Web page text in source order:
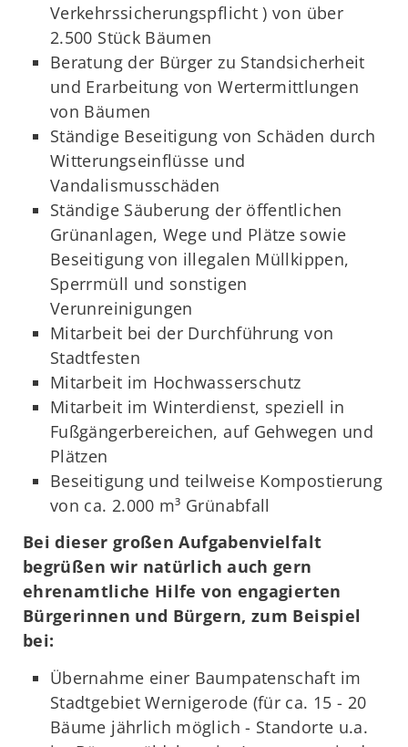
Verkehrssicherungspflicht ) von über
2.500 Stück Bäumen
Beratung der Bürger zu Standsicherheit
und Erarbeitung von Wertermittlungen
von Bäumen
Ständige Beseitigung von Schäden durch
Witterungseinflüsse und
Vandalismusschäden
Ständige Säuberung der öffentlichen
Grünanlagen, Wege und Plätze sowie
Beseitigung von illegalen Müllkippen,
Sperrmüll und sonstigen
Verunreinigungen
Mitarbeit bei der Durchführung von
Stadtfesten
Mitarbeit im Hochwasserschutz
Mitarbeit im Winterdienst, speziell in
Fußgängerbereichen, auf Gehwegen und
Plätzen
Beseitigung und teilweise Kompostierung
von ca. 2.000 m³ Grünabfall
Bei dieser großen Aufgabenvielfalt
begrüßen wir natürlich auch gern
ehrenamtliche Hilfe von engagierten
Bürgerinnen und Bürgern, zum Beispiel
bei:
Übernahme einer Baumpatenschaft im
Stadtgebiet Wernigerode (für ca. 15 - 20
Bäume jährlich möglich - Standorte u.a.